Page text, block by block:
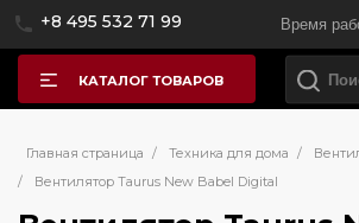
+8 495 532 71 99
Время
КАТАЛОГ ТОВАРОВ
Главная страница / Техника для дома /
/
Вентилятор Taurus New Babel Digital